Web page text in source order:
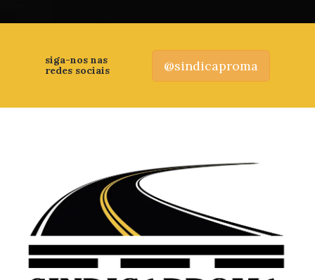
siga-nos nas
redes sociais
@sindicaproma